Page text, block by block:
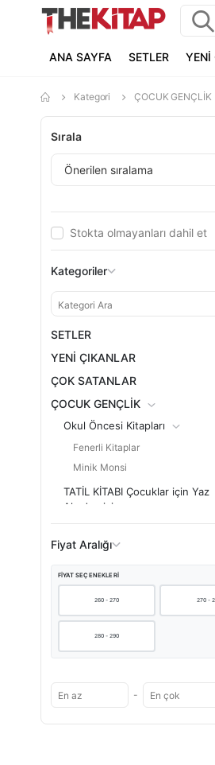
ANA SAYFA SETLER YENİ
Kategori ÇOCUK GENÇLİK
Sırala
Stokta olmayanları dahil et
Kategoriler
SETLER
YENİ ÇIKANLAR
ÇOK SATANLAR
ÇOCUK GENÇLİK
Okul Öncesi Kitapları
Fenerli Kitaplar
Minik Monsi
TATİL KİTABI Çocuklar için Yaz
Akademisi
Kutulu Özel Setler
0-4 YAŞ Parlayan Yıldız Kitapları
8-14 YAŞ Çocuk Kitapları
Çocuk Setleri
Aktivite & Boyama
Kurgu
Fiyat Aralığı
FIYAT SEÇENEKLERI
260 - 270 270 -
280 - 290
-